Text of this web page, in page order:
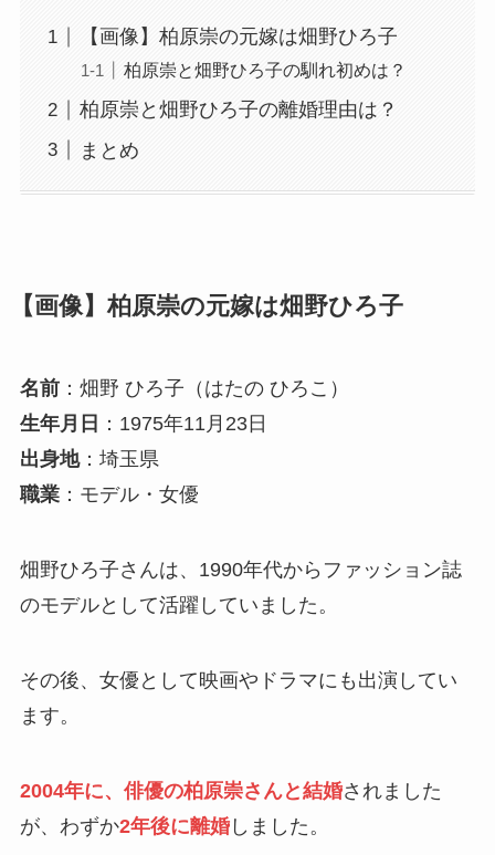
【画像】柏原崇の元嫁は畑野ひろ子
柏原崇と畑野ひろ子の馴れ初めは？
柏原崇と畑野ひろ子の離婚理由は？
まとめ
【画像】柏原崇の元嫁は畑野ひろ子
名前：畑野 ひろ子（はたの ひろこ）
生年月日 ：1975年11月23日
出身地：埼玉県
職業：モデル・女優
畑野ひろ子さんは、1990年代からファッション誌
のモデルとして活躍していました。
その後、女優として映画やドラマにも出演してい
ます。
2004年に、俳優の柏原崇さんと結婚されました
が、わずか2年後に離婚しました。